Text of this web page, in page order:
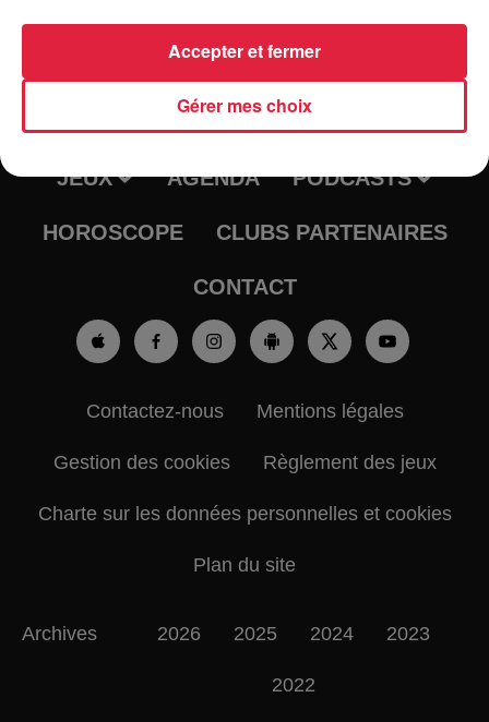
JEUX AGENDA PODCASTS
HOROSCOPE CLUBS PARTENAIRES
CONTACT
Contactez-nous Mentions légales
Gestion des cookies Règlement des jeux
Charte sur les données personnelles et cookies
Plan du site
Archives 2026 2025 2024 2023
2022
Gérer mes choix
Accepter et fermer